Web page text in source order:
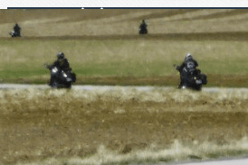
Menu
?>
Images de la page d'accueil
Cliquez pour éditer